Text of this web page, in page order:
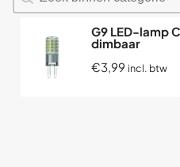
G9 LED-lamp
dimbaar
€3,99 incl. btw